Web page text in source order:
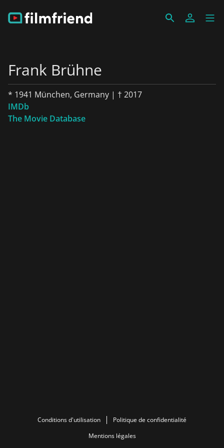
Frank Brühne
* 1941 München, Germany | † 2017
IMDb
The Movie Database
Conditions d'utilisation
Politique de confidentialité
Mentions légales